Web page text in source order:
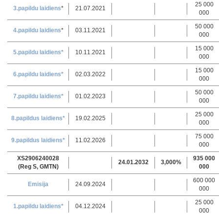
3.papildu laidiens* 21.07.2021
25 000
000
4.papildu laidiens* 03.11.2021
50 000
000
5.papildu laidiens* 10.11.2021
15 000
000
6.papildu laidiens* 02.03.2022
15 000
000
7.papildu laidiens* 01.02.2023
50 000
000
8.papildus laidiens* 19.02.2025
25 000
000
9.papildus laidiens* 11.02.2026
75 000
000
XS2906240028
(Reg S, GMTN)
24.01.2032 3,000%
935 000
000
Emisija 24.09.2024
600 000
000
1.papildu laidiens* 04.12.2024
25 000
000